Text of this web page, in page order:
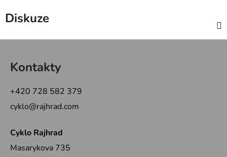
Diskuze
Kontakty
+420 728 582 379
cyklo@rajhrad.com
Cyklo Rajhrad
Masarykova 735